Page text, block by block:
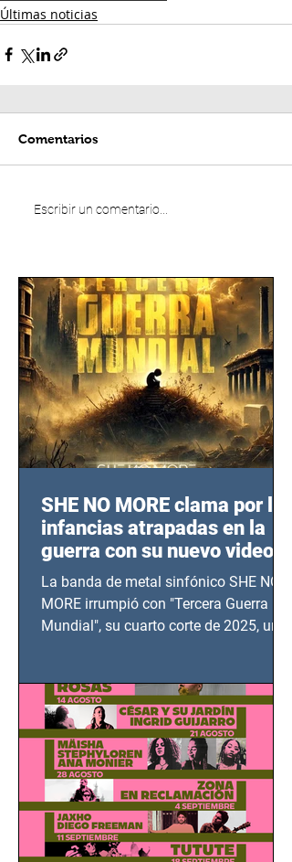
Últimas noticias
Comentarios
Escribir un comentario...
SHE NO MORE clama por las
infancias atrapadas en la
guerra con su nuevo video
TERCERA GUERRA
MUNDIAL
La banda de metal sinfónico SHE NO
MORE irrumpió con "Tercera Guerra
Mundial", su cuarto corte de 2025, un
bélicos.